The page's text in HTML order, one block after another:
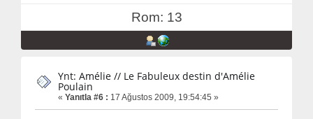
Rom: 13
Ynt: Amélie // Le Fabuleux destin d'Amélie
Poulain
« Yanıtla #6 : 17 Ağustos 2009, 19:54:45 »